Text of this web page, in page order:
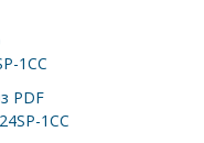
1CC
PDF
1CC